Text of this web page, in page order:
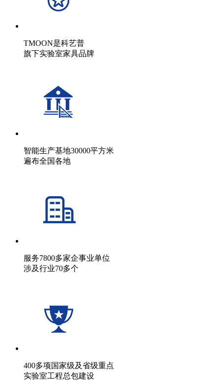
TMOON是科艺普
旗下实验室家具品牌
智能生产基地30000平方米
遍布全国各地
服务7800多家企事业单位
涉及行业70多个
400多项国家级及省级重点
实验室工程总包建设